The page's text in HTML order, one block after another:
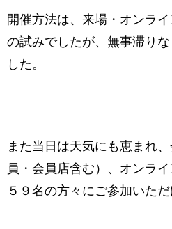
開催方法は、来場・オンラ
の試みでしたが、無事滞り
した。
また当日は天気にも恵まれ
員・会員店含む）、オンラ
５９名の方々にご参加いただ